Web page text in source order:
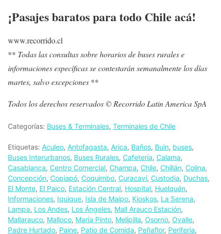
¡Pasajes baratos para todo Chile acá!
www.recorrido.cl
** Todas las consultas sobre horarios de buses rurales e
informaciones específicas se contestarán semanalmente los días
martes, salvo excepciones **
Todos los derechos reservados © Recorrido Latin America SpA
Categorías: Buses & Terminales, Terminales de Chile
Etiquetas: Aculeo, Antofagasta, Arica, Baños, Buin, buses,
Buses Interurbanos, Buses Rurales, Cafetería, Calama,
Casablanca, Centro Comercial, Champa, Chile, Chillán, Colina,
Concepción, Copiapó, Coquimbo, Curacaví, Custodia, Duchas,
El Monte, El Paico, Estación Central, Hospital, Huelquén,
Informaciones, Iquique, Isla de Maipo, Kioskos, La Serena,
Lampa, Los Andes, Los Ángeles, Mall Arauco Estación,
Mallarauco, Malloco, María Pinto, Melipilla, Osorno, Ovalle,
Padre Hurtado, Paine, Patio de Comida, Peñaflor, Periferia,